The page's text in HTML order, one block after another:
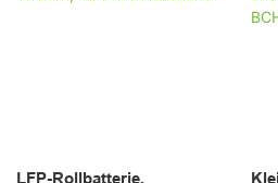
LFP-Rollbatterie,